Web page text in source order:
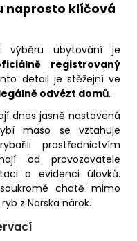
naprosto klíčová
výběru ubytování je
registrovaný
detail je stěžejní ve
odvézt domů.
dnes jasně nastavená
maso se vztahuje
prostřednictvím
od provozovatele
o evidenci úlovků.
chatě mimo
z Norska nárok.